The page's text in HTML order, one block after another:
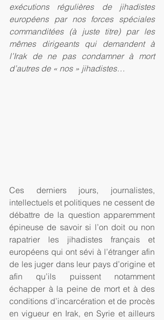
exécutions régulières de jihadistes
européens par nos forces spéciales
commanditées (à juste titre) par les
mêmes dirigeants qui demandent à
l’Irak de ne pas condamner à mort
d’autres de « nos » jihadistes…
Ces derniers jours, journalistes,
intellectuels et politiques ne cessent de
débattre de la question apparemment
épineuse de savoir si l’on doit ou non
rapatrier les jihadistes français et
européens qui ont sévi à l’étranger afin
de les juger dans leur pays d’origine et
afin qu’ils puissent notamment
échapper à la peine de mort et à des
conditions d’incarcération et de procès
en vigueur en Irak, en Syrie et ailleurs